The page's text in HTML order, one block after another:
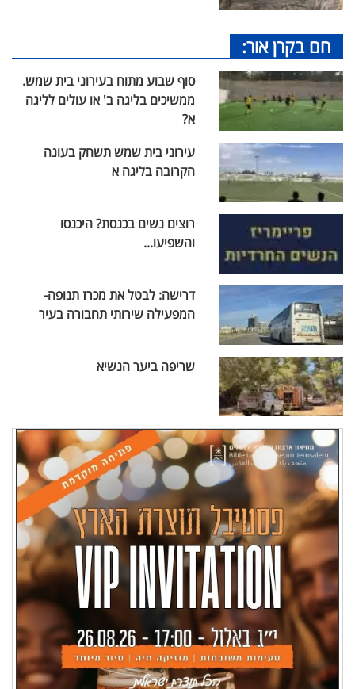
חם בקרן אור:
סוף שבוע מתוח בעירוני בית שמש.
ממשיכים בליגה ב' או עולים לליגה
א?
עירוני בית שמש תשחק בעונה
הקרובה בליגה א
רוצים נשים בכנסת? היכנסו
והשפיעו...
דרישה: לבטל את מכרז תנופה-
המפעילה שירותי תחבורה בעיר
שריפה ביער הנשיא